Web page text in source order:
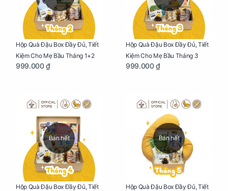
Hộp Quà Đậu Box Đầy Đủ, Tiết
Kiệm Cho Mẹ Bầu Tháng 1+2
999.000 ₫
Hộp Quà Đậu Box Đầy Đủ, Tiết
Kiệm Cho Mẹ Bầu Tháng 3
999.000 ₫
Bán hết
Hộp Quà Đậu Box Đầy Đủ, Tiết
Bán hết
Hộp Quà Đậu Box Đầy Đủ, Tiết